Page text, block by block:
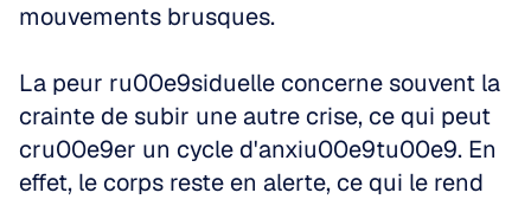
mouvements brusques.
La peur ru00e9siduelle concerne souvent la
crainte de subir une autre crise, ce qui peut
cru00e9er un cycle d'anxiu00e9tu00e9. En
effet, le corps reste en alerte, ce qui le rend